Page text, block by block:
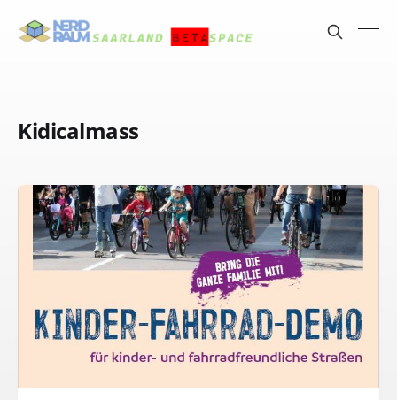
Kidicalmass